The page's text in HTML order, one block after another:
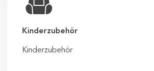
Kinderzubehör
Kinderzubehör